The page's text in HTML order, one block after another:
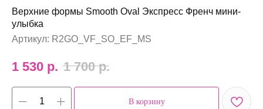
Верхние формы Smooth Oval Экспресс Френч мини-
улыбка
Артикул: R2GO_VF_SO_EF_MS
1 530 р. 1 700 р.
В корзину